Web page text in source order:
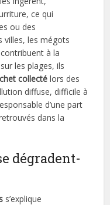
ce qui
ou des
villes, les mégots
à la
les plages, ils
collecté lors des
diffuse, difficile à
d’une part
dans la
dégradent-
s’explique